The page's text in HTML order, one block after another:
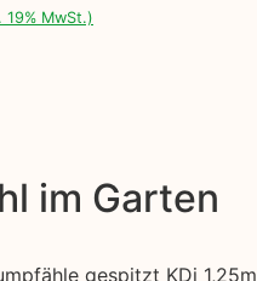
19% MwSt.)
im Garten